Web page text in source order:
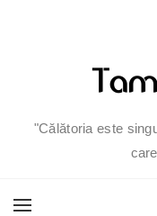
"Călătoria este